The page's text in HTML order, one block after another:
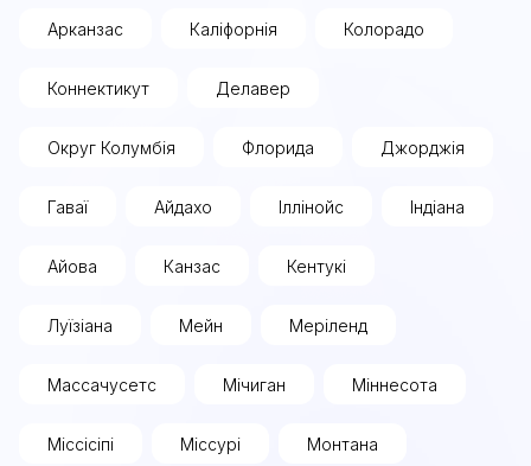
Арканзас Каліфорнія Колорадо
Коннектикут Делавер
Округ Колумбія Флорида Джорджія
Гаваї Айдахо Іллінойс Індіана
Айова Канзас Кентукі
Луїзіана Мейн Меріленд
Массачусетс Мічиган Міннесота
Міссісіпі Міссурі Монтана